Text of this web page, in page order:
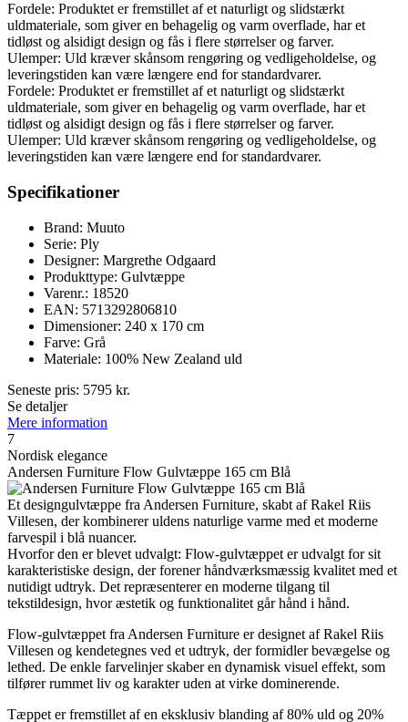
Fordele: Produktet er fremstillet af et naturligt og slidstærkt
uldmateriale, som giver en behagelig og varm overflade, har et
tidløst og alsidigt design og fås i flere størrelser og farver.
Ulemper: Uld kræver skånsom rengøring og vedligeholdelse, og
leveringstiden kan være længere end for standardvarer.
Fordele: Produktet er fremstillet af et naturligt og slidstærkt
uldmateriale, som giver en behagelig og varm overflade, har et
tidløst og alsidigt design og fås i flere størrelser og farver.
Ulemper: Uld kræver skånsom rengøring og vedligeholdelse, og
leveringstiden kan være længere end for standardvarer.
Specifikationer
Brand: Muuto
Serie: Ply
Designer: Margrethe Odgaard
Produkttype: Gulvtæppe
Varenr.: 18520
EAN: 5713292806810
Dimensioner: 240 x 170 cm
Farve: Grå
Materiale: 100% New Zealand uld
Seneste pris: 5795 kr.
Se detaljer
Mere information
7
Nordisk elegance
Andersen Furniture Flow Gulvtæppe 165 cm Blå
Et designgulvtæppe fra Andersen Furniture, skabt af Rakel Riis
Villesen, der kombinerer uldens naturlige varme med et moderne
farvespil i blå nuancer.
Hvorfor den er blevet udvalgt: Flow-gulvtæppet er udvalgt for sit
karakteristiske design, der forener håndværksmæssig kvalitet med et
nutidigt udtryk. Det repræsenterer en moderne tilgang til
tekstildesign, hvor æstetik og funktionalitet går hånd i hånd.
Flow-gulvtæppet fra Andersen Furniture er designet af Rakel Riis
Villesen og kendetegnes ved et udtryk, der formidler bevægelse og
lethed. De enkle farvelinjer skaber en dynamisk visuel effekt, som
tilfører rummet liv og karakter uden at virke dominerende.
Tæppet er fremstillet af en eksklusiv blanding af 80% uld og 20%